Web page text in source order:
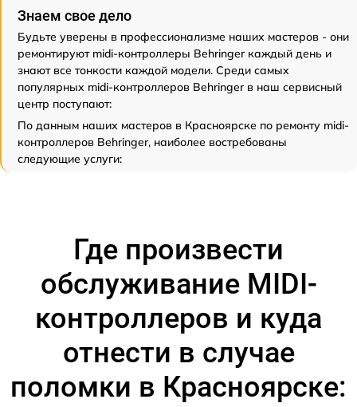
Знаем свое дело
Будьте уверены в профессионализме наших мастеров - они
ремонтируют midi-контроллеры Behringer каждый день и
знают все тонкости каждой модели. Среди самых
популярных midi-контроллеров Behringer в наш сервисный
центр поступают:
По данным наших мастеров в Красноярске по ремонту midi-
контроллеров Behringer, наиболее востребованы
следующие услуги:
Где произвести
обслуживание MIDI-
контроллеров и куда
отнести в случае
поломки в Красноярске: